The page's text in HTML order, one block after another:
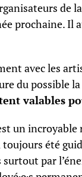
de
prochaine. Il
avec les
du possible
valables
un
été
par